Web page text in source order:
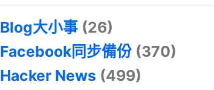
Blog大小事 (26)
Facebook同步備份 (370)
Hacker News (499)